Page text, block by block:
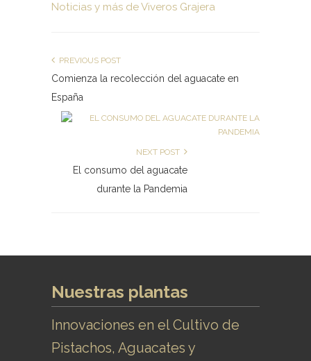
Noticias y más de Viveros Grajera
PREVIOUS POST
Comienza la recolección del aguacate en
España
NEXT POST
El consumo del aguacate
durante la Pandemia
Nuestras plantas
Innovaciones en el Cultivo de
Pistachos, Aguacates y